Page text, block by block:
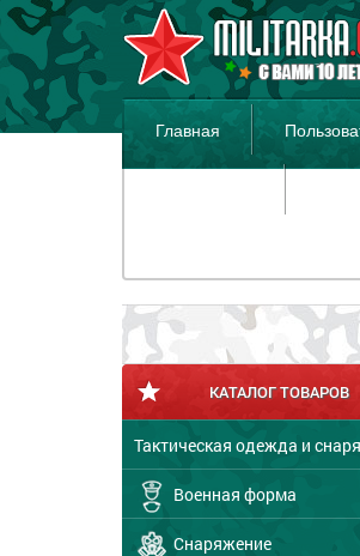
Главная
КАТАЛОГ ТОВАРОВ
Тактическая одежда и
Военная форма
Снаряжение